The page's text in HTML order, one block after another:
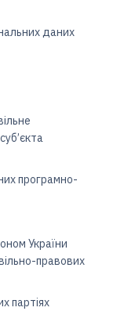
даних
програмно-
України
правових
партіях